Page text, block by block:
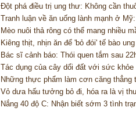
Đột phá điều trị ung thư: Không cần
Tranh luận về ăn uống lành mạnh ở
Mèo nuôi thả rông có thể mang nhiều
Kiêng thịt, nhịn ăn để 'bỏ đói' tế bào
Bác sĩ cảnh báo: Thói quen tắm sau
Tác dụng của cây dổi đất với sức khỏe
Những thực phẩm làm cơn căng thẳng
Vỏ dưa hấu tưởng bỏ đi, hóa ra là vị
Nắng 40 độ C: Nhận biết sớm 3 tình